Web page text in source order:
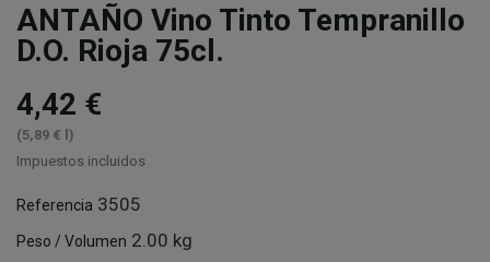
ANTAÑO Vino Tinto Tempranillo
D.O. Rioja 75cl.
4,42 €
(5,89 € l)
Impuestos incluidos
Referencia 3505
Peso / Volumen 2.00 kg